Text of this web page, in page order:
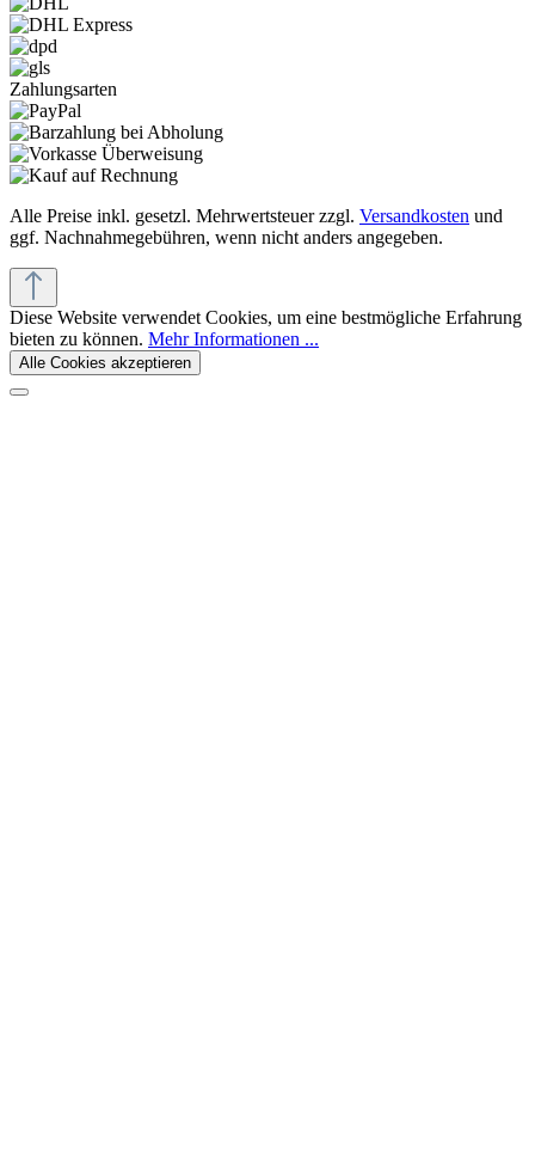
Zahlungsarten
Alle Preise inkl. gesetzl. Mehrwertsteuer zzgl. Versandkosten und
ggf. Nachnahmegebühren, wenn nicht anders angegeben.
Diese Website verwendet Cookies, um eine bestmögliche Erfahrung
bieten zu können. Mehr Informationen ...
Alle Cookies akzeptieren